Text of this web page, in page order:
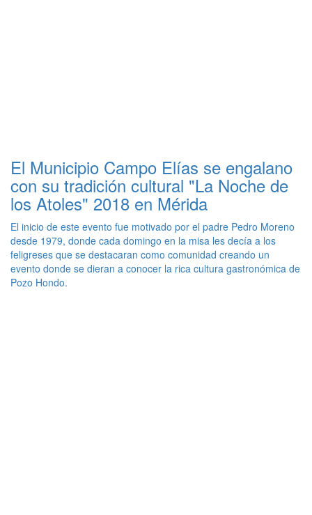
El Municipio Campo Elías se engalano
con su tradición cultural "La Noche de
los Atoles" 2018 en Mérida
El inicio de este evento fue motivado por el padre Pedro Moreno
desde 1979, donde cada domingo en la misa les decía a los
feligreses que se destacaran como comunidad creando un
evento donde se dieran a conocer la rica cultura gastronómica de
Pozo Hondo.